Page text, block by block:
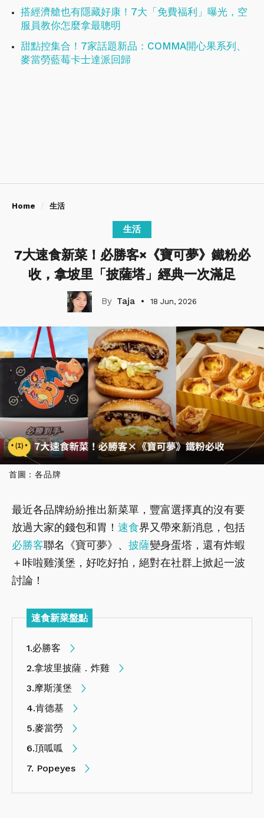
搭經濟艙也有隱藏好康！7大「免費福利」曝光，空
服員教你怎麼拿最聰明
甜點控集合！7家話題新品：COMMA開心果系列、
麥當勞藍莓卡士達派回歸
Home 生活
生活
7大速食新菜！必勝客×《寶可夢》鐵粉必
收，拿坡里「披薩塔」經典一次滿足
Taja 18 Jun, 2026
首圖：各品牌
最近各品牌紛紛推出新菜單，豐富選擇真的沒有要
放過大家的錢包和胃！ 速食界又帶來新消息，包括
必勝客聯名《寶可夢》、 披薩變身蛋塔，還有炸蝦
＋咔啦雞漢堡，好吃好拍，絕對在社群上掀起一波
討論！
速食新菜盤點
1.必勝客
2.拿坡里披薩．炸雞
3.摩斯漢堡
4.肯德基
5.麥當勞
6.頂呱呱
7. Popeyes